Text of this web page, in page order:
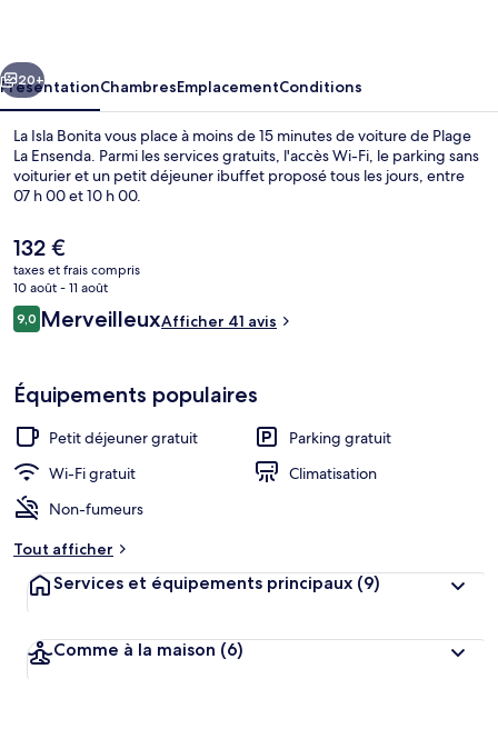
Extérieur
Suivant
20+
PrésentationChambresEmplacementConditions
La Isla Bonita vous place à moins de 15 minutes de voiture de Plage
La Ensenda. Parmi les services gratuits, l'accès Wi-Fi, le parking sans
voiturier et un petit déjeuner ibuffet proposé tous les jours, entre
07 h 00 et 10 h 00.
Le
prix
actuel
est
de
132 €
taxes et frais compris
10 août - 11 août
Avis
voyageurs
9,09,0 sur 10
MerveilleuxAfficher 41 avis
Équipements populaires
Petit déjeuner gratuit
Parking gratuit
Wi-Fi gratuit
Climatisation
Non-fumeurs
Tout afficher
Services et équipements principaux (9)
Comme à la maison (6)